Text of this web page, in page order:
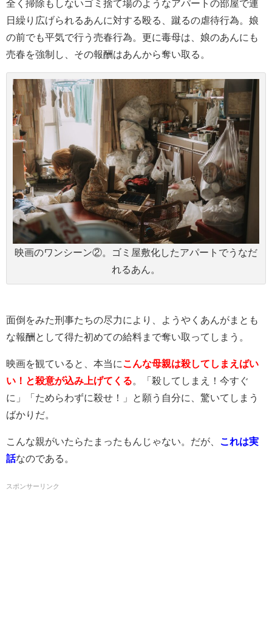
全く掃除もしないゴミ捨て場のようなアパートの部屋で連
日繰り広げられるあんに対する殴る、蹴るの虐待行為。娘
の前でも平気で行う売春行為。更に毒母は、娘のあんにも
売春を強制し、その報酬はあんから奪い取る。
映画のワンシーン②。ゴミ屋敷化したアパートでうなだ
れるあん。
面倒をみた刑事たちの尽力により、ようやくあんがまとも
な報酬として得た初めての給料まで奪い取ってしまう。
映画を観ていると、本当に こんな母親は殺してしまえばい
い！と殺意が込み上げてくる 。「殺してしまえ！今すぐ
に」「ためらわずに殺せ！」と願う自分に、驚いてしまう
ばかりだ。
こんな親がいたらたまったもんじゃない。だが、
これは実
話なのである。
スポンサーリンク